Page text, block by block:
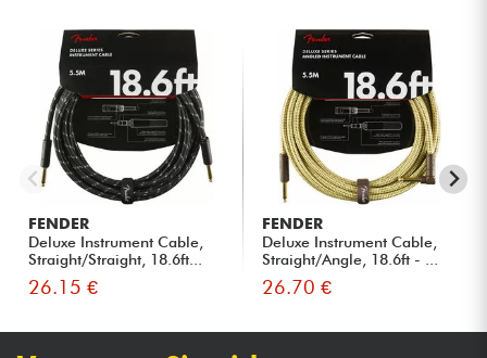
FENDER
Deluxe Instrument Cable,
Straight/Straight, 18.6ft...
26.15 €
FENDER
Deluxe Instrument Cable,
Straight/Angle, 18.6ft - ...
26.70 €